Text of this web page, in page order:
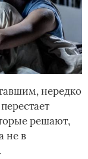
нередко
решают,
не в